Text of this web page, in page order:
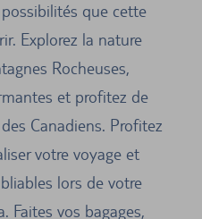
que cette
Explorez la nature
Rocheuses,
et profitez de
Canadiens. Profitez
votre voyage et
lors de votre
Faites vos bagages,